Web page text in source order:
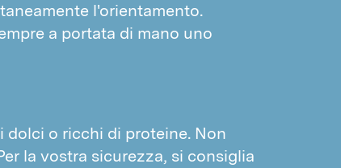
Curculionidi
Parassiti dei materiali
Topi
Ratti
l'orientamento.
a portata di mano uno
o ricchi di proteine. Non
la vostra sicurezza, si consiglia